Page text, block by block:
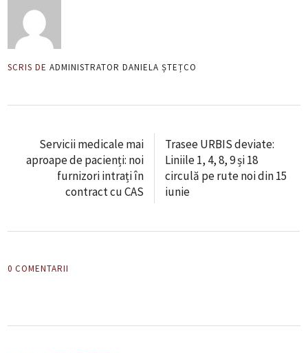
SCRIS DE ADMINISTRATOR DANIELA ȘTEȚCO
Servicii medicale mai
aproape de pacienți: noi
furnizori intrați în
contract cu CAS
Trasee URBIS deviate:
Liniile 1, 4, 8, 9 și 18
circulă pe rute noi din 15
iunie
0 COMENTARII